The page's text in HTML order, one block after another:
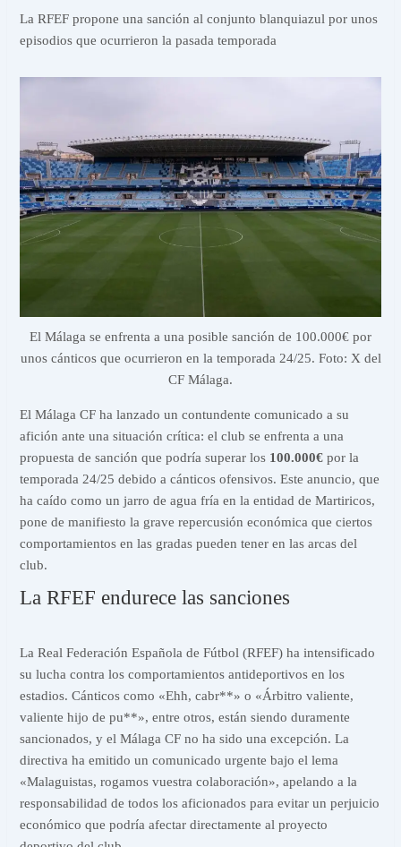
La RFEF propone una sanción al conjunto blanquiazul por unos
episodios que ocurrieron la pasada temporada
El Málaga se enfrenta a una posible sanción de 100.000€ por
unos cánticos que ocurrieron en la temporada 24/25. Foto: X del
CF Málaga.
El Málaga CF ha lanzado un contundente comunicado a su
afición ante una situación crítica: el club se enfrenta a una
propuesta de sanción que podría superar los 100.000€ por la
temporada 24/25 debido a cánticos ofensivos. Este anuncio, que
ha caído como un jarro de agua fría en la entidad de Martiricos,
pone de manifiesto la grave repercusión económica que ciertos
comportamientos en las gradas pueden tener en las arcas del
club.
La RFEF endurece las sanciones
La Real Federación Española de Fútbol (RFEF) ha intensificado
su lucha contra los comportamientos antideportivos en los
estadios. Cánticos como «Ehh, cabr**» o «Árbitro valiente,
valiente hijo de pu**», entre otros, están siendo duramente
sancionados, y el Málaga CF no ha sido una excepción. La
directiva ha emitido un comunicado urgente bajo el lema
«Malaguistas, rogamos vuestra colaboración», apelando a la
responsabilidad de todos los aficionados para evitar un perjuicio
económico que podría afectar directamente al proyecto